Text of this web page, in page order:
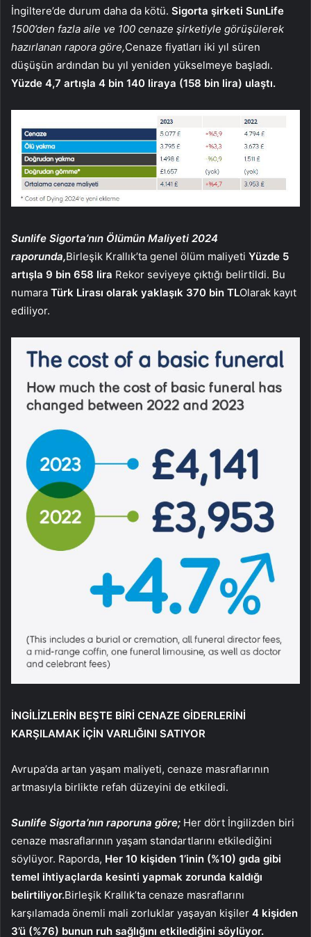
İngiltere’de durum daha da kötü. Sigorta şirketi SunLife
1500’den fazla aile ve 100 cenaze şirketiyle görüşülerek
hazırlanan rapora göre,Cenaze fiyatları iki yıl süren
düşüşün ardından bu yıl yeniden yükselmeye başladı.
Yüzde 4,7 artışla 4 bin 140 liraya (158 bin lira) ulaştı.
Sunlife Sigorta’nın Ölümün Maliyeti 2024
raporunda,Birleşik Krallık’ta genel ölüm maliyeti Yüzde 5
artışla 9 bin 658 lira Rekor seviyeye çıktığı belirtildi. Bu
numara Türk Lirası olarak yaklaşık 370 bin TLOlarak kayıt
ediliyor.
İNGİLİZLERİN BEŞTE BİRİ CENAZE GİDERLERİNİ
KARŞILAMAK İÇİN VARLIĞINI SATIYOR
Avrupa’da artan yaşam maliyeti, cenaze masraflarının
artmasıyla birlikte refah düzeyini de etkiledi.
Sunlife Sigorta’nın raporuna göre; Her dört İngilizden biri
cenaze masraflarının yaşam standartlarını etkilediğini
söylüyor. Raporda, Her 10 kişiden 1’inin (%10) gıda gibi
temel ihtiyaçlarda kesinti yapmak zorunda kaldığı
belirtiliyor.Birleşik Krallık’ta cenaze masraflarını
karşılamada önemli mali zorluklar yaşayan kişiler 4 kişiden
3’ü (%76) bunun ruh sağlığını etkilediğini söylüyor.